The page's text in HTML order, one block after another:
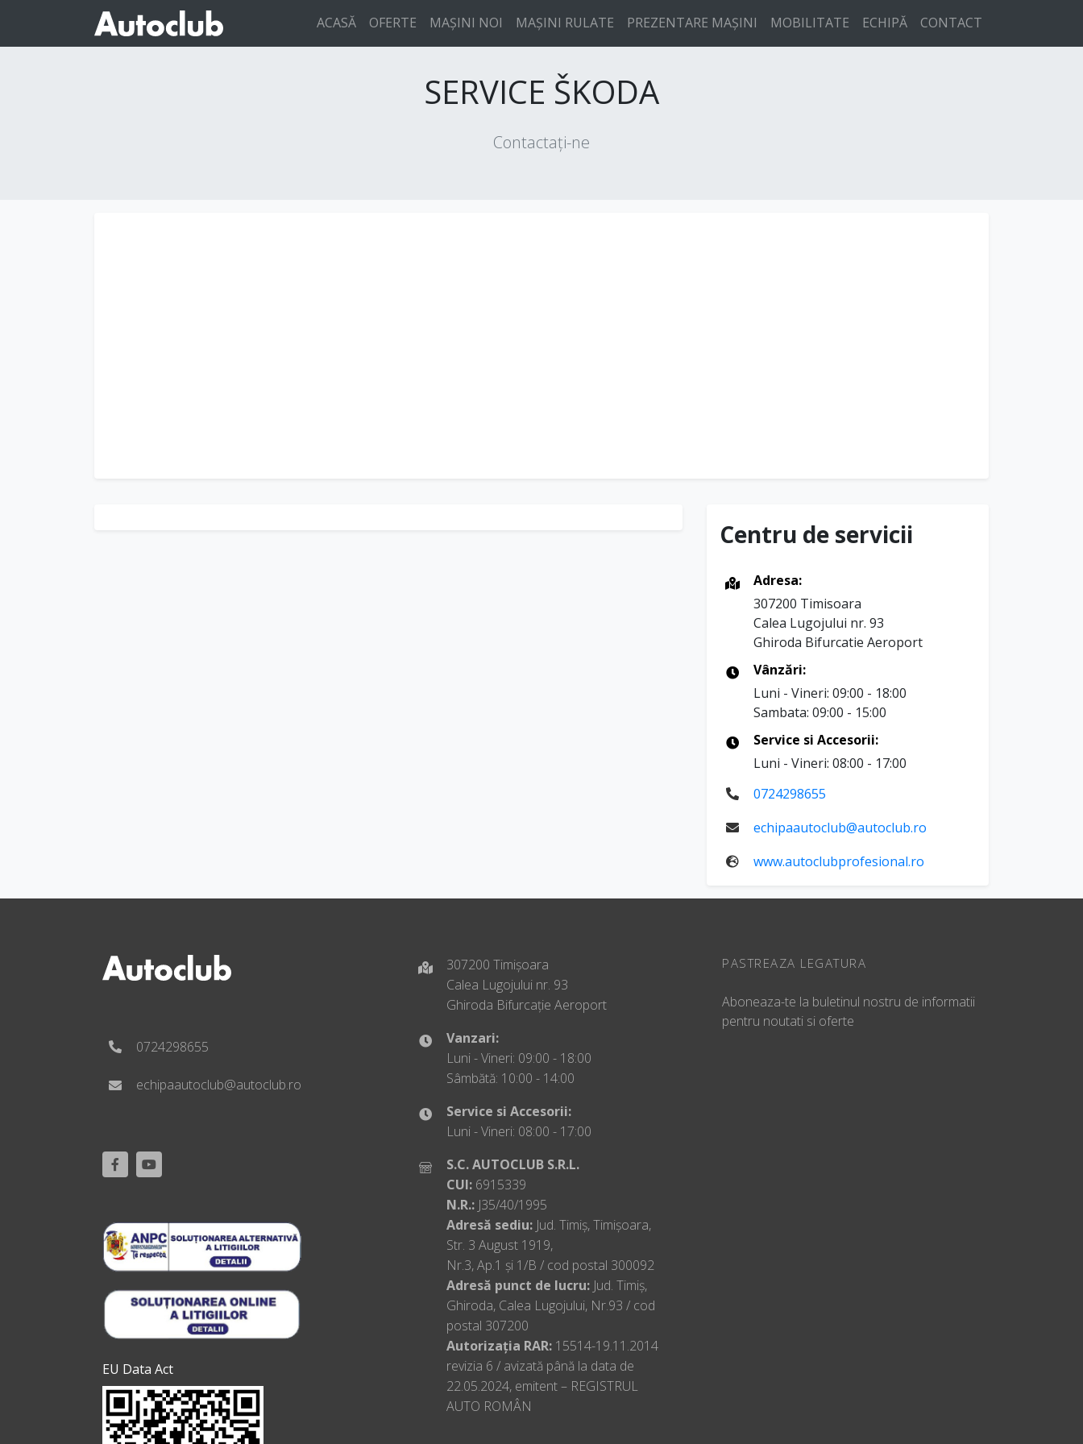
ACASĂ OFERTE MAȘINI NOI MAȘINI RULATE PREZENTARE MAȘINI MOBILITATE ECHIPĂ CONTACT
SERVICE ŠKODA
Contactați-ne
Centru de servicii
Adresa:
307200 Timisoara
Calea Lugojului nr. 93
Ghiroda Bifurcatie Aeroport
Vânzări:
Luni - Vineri: 09:00 - 18:00
Sambata: 09:00 - 15:00
Service si Accesorii:
Luni - Vineri: 08:00 - 17:00
0724298655
echipaautoclub@autoclub.ro
www.autoclubprofesional.ro
0724298655
echipaautoclub@autoclub.ro
EU Data Act
307200 Timișoara
Calea Lugojului nr. 93
Ghiroda Bifurcație Aeroport
Vanzari:
Luni - Vineri: 09:00 - 18:00
Sâmbătă: 10:00 - 14:00
Service si Accesorii:
Luni - Vineri: 08:00 - 17:00
S.C. AUTOCLUB S.R.L.
CUI:6915339
N.R.:J35/40/1995
Adresă sediu:Jud. Timiș, Timișoara,
Str. 3 August 1919,
Nr.3, Ap.1 și 1/B / cod postal 300092
Adresă punct de lucru:Jud. Timiș,
Ghiroda, Calea Lugojului, Nr.93 / cod
postal 307200
Autorizația RAR:15514-19.11.2014
revizia 6 / avizată până la data de
22.05.2024, emitent – REGISTRUL
AUTO ROMÂN
PASTREAZA LEGATURA
Aboneaza-te la buletinul nostru de informatii
pentru noutati si oferte